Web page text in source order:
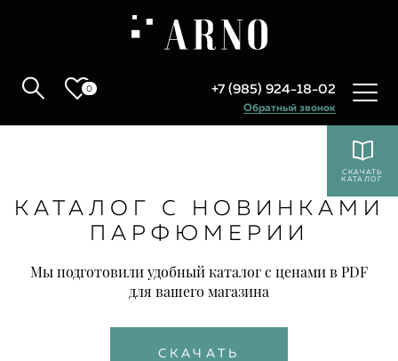
0 +7 (985) 924-18-02
Обратный звонок
СКАЧАТЬ
КАТАЛОГ
КАТАЛОГ С НОВИНКАМИ
ПАРФЮМЕРИИ
Мы подготовили удобный каталог с ценами в PDF
для вашего магазина
СКАЧАТЬ